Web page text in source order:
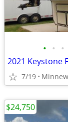
• • •
2021 Keystone
7/19
$24,750